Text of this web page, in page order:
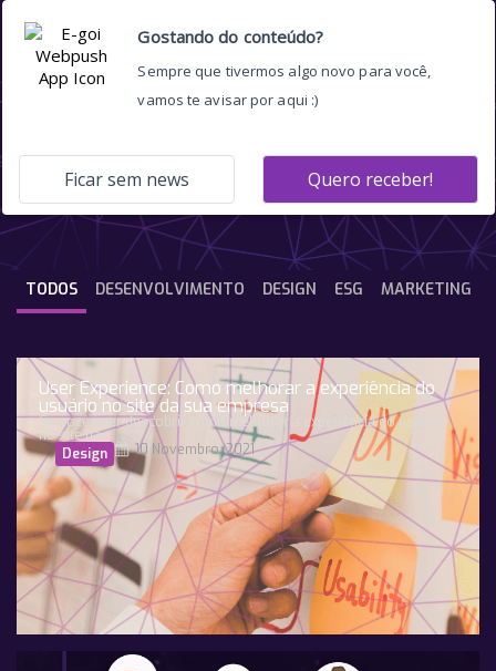
sustentabilidade
DESENVOLVIMENTO DESIGN ESG MARKETING
TODOS
User Experience: Como melhorar a experiência do
usuário no site da sua empresa
Se você quer descobrir como melhorar a experiência do usuário
no site da
Design
10 Novembro, 2021